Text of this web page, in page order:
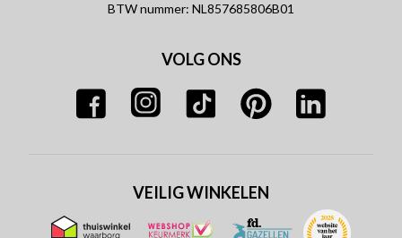
BTW nummer: NL857685806B01
VOLG ONS
VEILIG WINKELEN